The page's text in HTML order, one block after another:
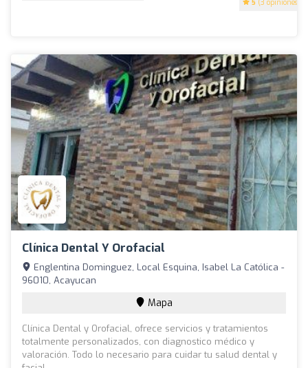
5 (3 opiniones)
Clínica Dental Y Orofacial
Englentina Dominguez, Local Esquina, Isabel La Católica -
96010, Acayucan
Mapa
Clínica Dental y Orofacial, ofrece servicios y tratamientos
totalmente personalizados, con diagnostico médico y
valoración. Todo lo necesario para cuidar tu salud dental y